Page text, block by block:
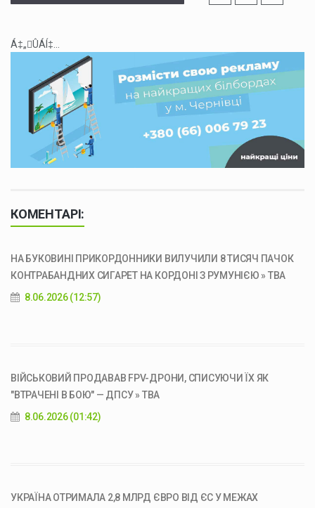
Á‡„ÛÁÍ‡...
КОМЕНТАРІ:
НА БУКОВИНІ ПРИКОРДОННИКИ ВИЛУЧИЛИ 8 ТИСЯЧ ПАЧОК
КОНТРАБАНДНИХ СИГАРЕТ НА КОРДОНІ З РУМУНІЄЮ » ТВА
8.06.2026 (12:57)
ВІЙСЬКОВИЙ ПРОДАВАВ FPV-ДРОНИ, СПИСУЮЧИ ЇХ ЯК
"ВТРАЧЕНІ В БОЮ" — ДПСУ » ТВА
8.06.2026 (01:42)
УКРАЇНА ОТРИМАЛА 2,8 МЛРД ЄВРО ВІД ЄС У МЕЖАХ